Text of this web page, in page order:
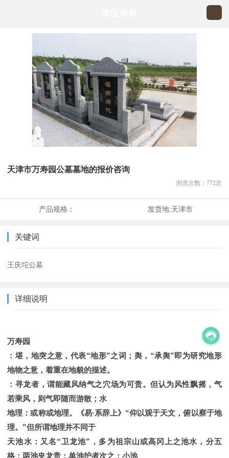
天津市万寿园公墓墓地的报价咨询
浏览次数： 772次
产品规格： 发货地:天津市
关键词
王庆坨公墓
详细说明
万寿园
：堪，地突之意，代表“地形”之词；舆，“承舆”即为研究地形
地物之意，着重在地貌的描述。
：寻龙者，谓能藏风纳气之穴场为可贵。但认为风性飘摇，气
若乘风，则气即随而游散；水
地理：或称或地理。《易·系辞上》“仰以观于天文，俯以察于地
理。”但所谓地理并不同于
天池水：又名“卫龙池”，多为祖宗山或高冈上之池水，分五
格：两池夹龙贵；单池护者次之；小池